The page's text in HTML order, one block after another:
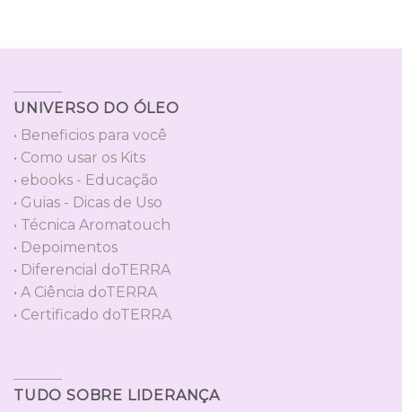
UNIVERSO DO ÓLEO
• Beneficios para você
• Como usar os Kits
• ebooks - Educação
• Guias - Dicas de Uso
• Técnica Aromatouch
• Depoimentos
• Diferencial doTERRA
• A Ciência doTERRA
• Certificado doTERRA
TUDO SOBRE LIDERANÇA